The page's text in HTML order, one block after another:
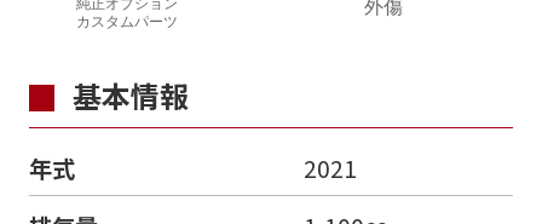
基本情報
年式
2021